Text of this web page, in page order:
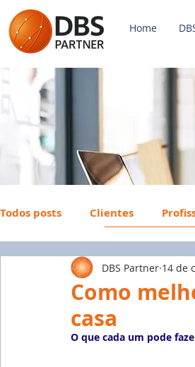
Home
Todos posts Clientes
FGTS
Emprego Avaliação de
Como
casa
DBS Partner 14 de
O que cada um pode